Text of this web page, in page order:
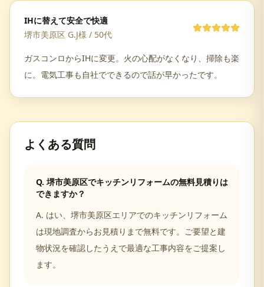
IHに替えて安全で快適
堺市美原区 G.J様 / 50代
ガスコンロからIHに変更。火の心配がなくなり、掃除も楽
に。電気工事も自社でできるので話が早かったです。
よくある質問
Q. 堺市美原区でキッチンリフォームの無料見積りは
できますか？
A. はい、堺市美原区エリアでのキッチンリフォーム
は現地調査からお見積りまで無料です。ご要望と建
物状況を確認したうえで最適な工事内容をご提案し
ます。